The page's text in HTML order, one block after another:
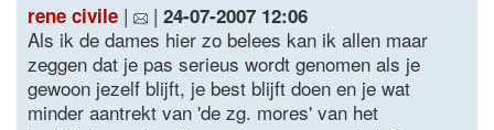
rene civile | | 24-07-2007 12:06
Als ik de dames hier zo belees kan ik allen maar
zeggen dat je pas serieus wordt genomen als je
gewoon jezelf blijft, je best blijft doen en je wat
minder aantrekt van 'de zg. mores' van het